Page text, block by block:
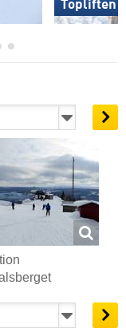
Topliften